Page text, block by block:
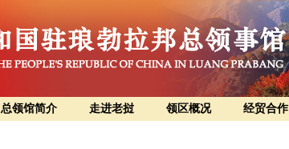
总领馆简介 走进老挝 领区概况 经贸合作